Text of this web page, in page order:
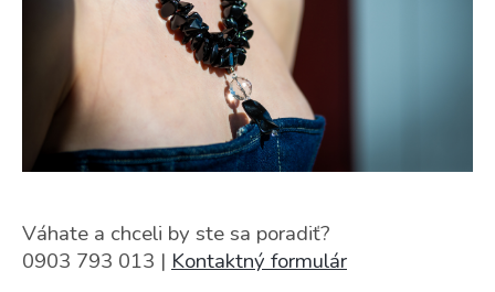
Váhate a chceli by ste sa poradiť?
0903 793 013 | Kontaktný formulár